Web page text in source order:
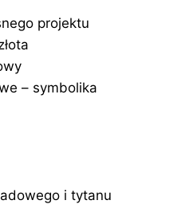
projektu
– symbolika
i tytanu